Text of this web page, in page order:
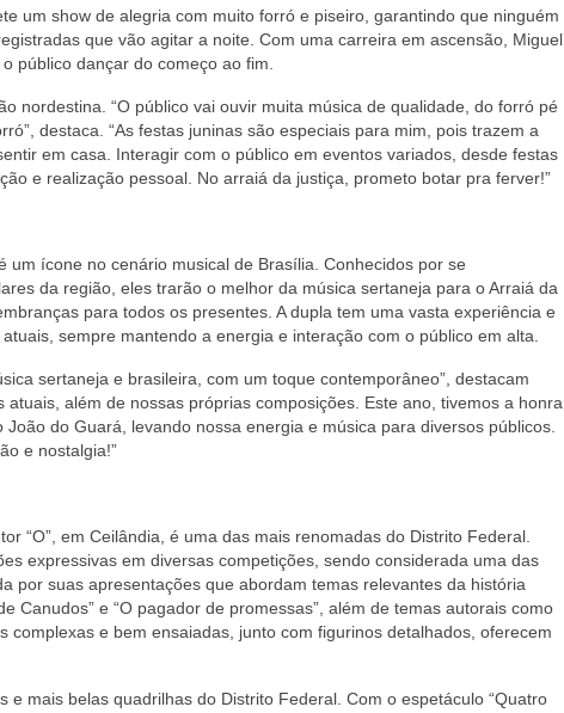
um show de alegria com muito forró e piseiro, garantindo que ninguém
que vão agitar a noite. Com uma carreira em ascensão, Miguel
público dançar do começo ao fim.
nordestina. “O público vai ouvir muita música de qualidade, do forró pé
destaca. “As festas juninas são especiais para mim, pois trazem a
em casa. Interagir com o público em eventos variados, desde festas
e realização pessoal. No arraiá da justiça, prometo botar pra ferver!”
ícone no cenário musical de Brasília. Conhecidos por se
da região, eles trarão o melhor da música sertaneja para o Arraiá da
para todos os presentes. A dupla tem uma vasta experiência e
sempre mantendo a energia e interação com o público em alta.
sertaneja e brasileira, com um toque contemporâneo”, destacam
além de nossas próprias composições. Este ano, tivemos a honra
do Guará, levando nossa energia e música para diversos públicos.
e nostalgia!”
“O”, em Ceilândia, é uma das mais renomadas do Distrito Federal.
expressivas em diversas competições, sendo considerada uma das
por suas apresentações que abordam temas relevantes da história
Canudos” e “O pagador de promessas”, além de temas autorais como
complexas e bem ensaiadas, junto com figurinos detalhados, oferecem
mais belas quadrilhas do Distrito Federal. Com o espetáculo “Quatro